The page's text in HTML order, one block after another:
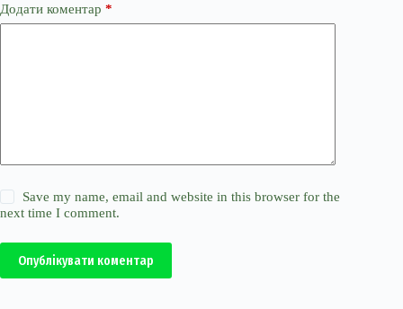
Додати коментар *
Save my name, email and website in this browser for the
next time I comment.
Опублікувати коментар